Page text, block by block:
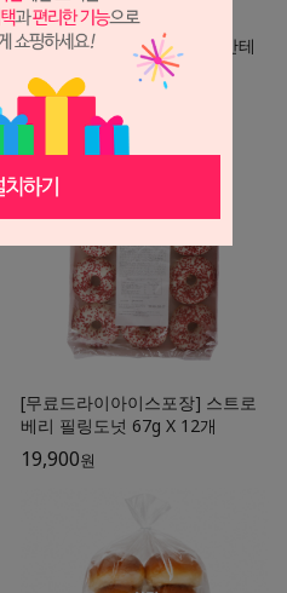
돈엘로이 초리조 카세로 피칸테
8,400원
[무료드라이아이스포장] 스트로
베리 필링도넛 67g X 12개
19,900원